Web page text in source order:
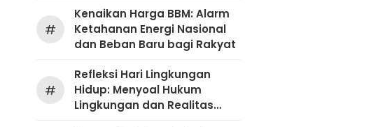
#
Kenaikan Harga BBM: Alarm
Ketahanan Energi Nasional
dan Beban Baru bagi Rakyat
#
Refleksi Hari Lingkungan
Hidup: Menyoal Hukum
Lingkungan dan Realitas